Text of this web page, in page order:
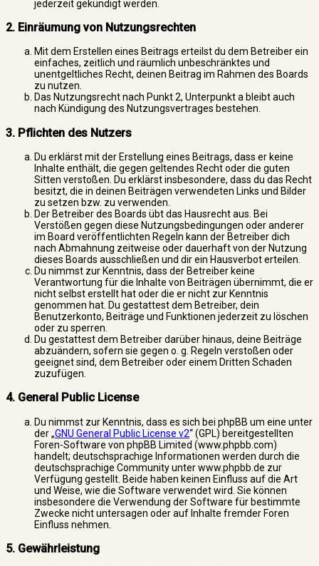
jederzeit gekündigt werden.
2. Einräumung von Nutzungsrechten
Mit dem Erstellen eines Beitrags erteilst du dem Betreiber ein
einfaches, zeitlich und räumlich unbeschränktes und
unentgeltliches Recht, deinen Beitrag im Rahmen des Boards
zu nutzen.
Das Nutzungsrecht nach Punkt 2, Unterpunkt a bleibt auch
nach Kündigung des Nutzungsvertrages bestehen.
3. Pflichten des Nutzers
Du erklärst mit der Erstellung eines Beitrags, dass er keine
Inhalte enthält, die gegen geltendes Recht oder die guten
Sitten verstoßen. Du erklärst insbesondere, dass du das Recht
besitzt, die in deinen Beiträgen verwendeten Links und Bilder
zu setzen bzw. zu verwenden.
Der Betreiber des Boards übt das Hausrecht aus. Bei
Verstößen gegen diese Nutzungsbedingungen oder anderer
im Board veröffentlichten Regeln kann der Betreiber dich
nach Abmahnung zeitweise oder dauerhaft von der Nutzung
dieses Boards ausschließen und dir ein Hausverbot erteilen.
Du nimmst zur Kenntnis, dass der Betreiber keine
Verantwortung für die Inhalte von Beiträgen übernimmt, die er
nicht selbst erstellt hat oder die er nicht zur Kenntnis
genommen hat. Du gestattest dem Betreiber, dein
Benutzerkonto, Beiträge und Funktionen jederzeit zu löschen
oder zu sperren.
Du gestattest dem Betreiber darüber hinaus, deine Beiträge
abzuändern, sofern sie gegen o. g. Regeln verstoßen oder
geeignet sind, dem Betreiber oder einem Dritten Schaden
zuzufügen.
4. General Public License
Du nimmst zur Kenntnis, dass es sich bei phpBB um eine unter
der „GNU General Public License v2“ (GPL) bereitgestellten
Foren-Software von phpBB Limited (www.phpbb.com)
handelt; deutschsprachige Informationen werden durch die
deutschsprachige Community unter www.phpbb.de zur
Verfügung gestellt. Beide haben keinen Einfluss auf die Art
und Weise, wie die Software verwendet wird. Sie können
insbesondere die Verwendung der Software für bestimmte
Zwecke nicht untersagen oder auf Inhalte fremder Foren
Einfluss nehmen.
5. Gewährleistung